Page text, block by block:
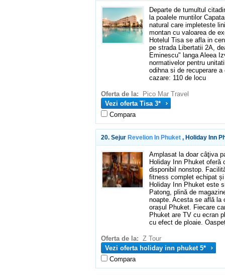
Departe de tumultul
la poalele muntilor
natural care impleteste
montan cu valoarea de
Hotelul Tisa se afla in
pe strada Libertatii 2A,
Eminescu" langa Aleea
normativelor pentru
odihna si de recuperare
cazare: 110 de locu
Oferta de la:
Pico Mar Travel
Vezi oferta Tisa 3*
Compara
20. Sejur Revelion In Phuket , Holiday Inn
Amplasat la doar câţiva
Holiday Inn Phuket oferă
disponibil nonstop.
fitness complet echipat
Holiday Inn Phuket este
Patong, plină de
noapte. Acesta se află la
orașul Phuket. Fiecare
Phuket are TV cu ecran
cu efect de ploaie.
Oferta de la: Z Tour
Vezi oferta holiday inn phuket 5*
Compara